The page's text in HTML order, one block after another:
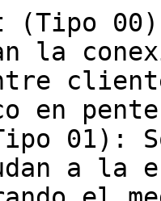
(Tipo
la
en
01):
a la